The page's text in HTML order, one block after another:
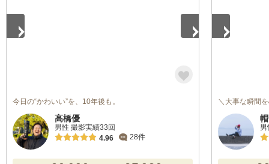
今日の“かわいい”を、10年後も。
高橋優
男性 撮影実績33回
4.96
28件
＼大事な瞬間
男